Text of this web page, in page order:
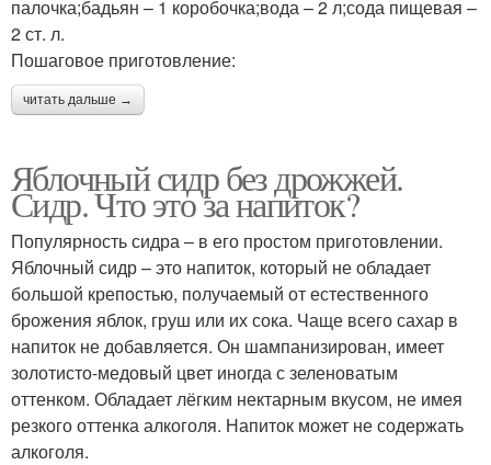
палочка;бадьян – 1 коробочка;вода – 2 л;сода пищевая –
2 ст. л.
Пошаговое приготовление:
читать дальше →
Яблочный сидр без дрожжей.
Сидр. Что это за напиток?
Популярность сидра – в его простом приготовлении.
Яблочный сидр – это напиток, который не обладает
большой крепостью, получаемый от естественного
брожения яблок, груш или их сока. Чаще всего сахар в
напиток не добавляется. Он шампанизирован, имеет
золотисто-медовый цвет иногда с зеленоватым
оттенком. Обладает лёгким нектарным вкусом, не имея
резкого оттенка алкоголя. Напиток может не содержать
алкоголя.